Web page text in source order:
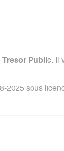
Tresor Public. Il
2025 sous